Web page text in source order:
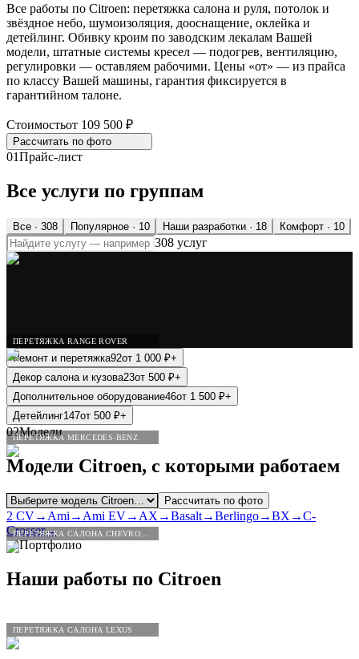
Все работы по Citroen: перетяжка салона и руля, потолок и
звёздное небо, шумоизоляция, дооснащение, оклейка и
детейлинг. Обивку кроим по заводским лекалам Вашей
модели, штатные системы кресел — подогрев, вентиляцию,
регулировки — оставляем рабочими. Цены «от» — из прайса
по классу Вашей машины, гарантия фиксируется в
гарантийном талоне.
Стоимостьот 109 500 ₽
Рассчитать по фото
01Прайс-лист
Все услуги по группам
Все · 308 Популярное · 10 Наши разработки · 18 Комфорт · 10
308 услуг
ПЕРЕТЯЖКА RANGE ROVER
ПЕРЕТЯЖКА MERCEDES-BENZ
ПЕРЕТЯЖКА САЛОНА LEXUS
Ремонт и перетяжка92от 1 000 ₽+
Декор салона и кузова23от 500 ₽+
Дополнительное оборудование46от 1 500 ₽+
Детейлинг147от 500 ₽+
02Модели
Модели Citroen, с которыми работаем
Рассчитать по фото
2 CV→Ami→Ami EV→AX→Basalt→Berlingo→BX→C-
Crosser→
03Портфолио
Наши работы по Citroen